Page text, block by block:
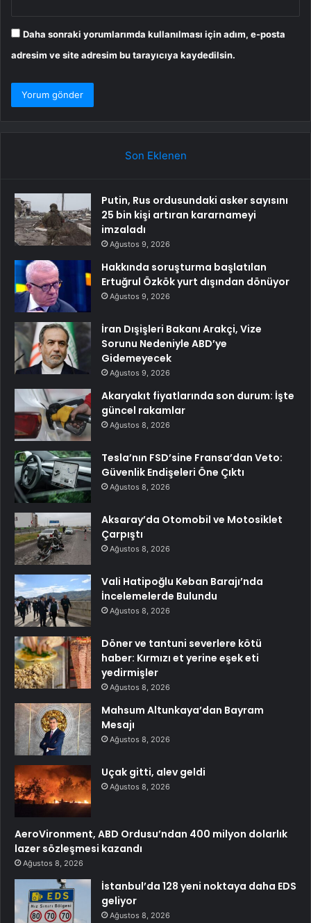
Daha sonraki yorumlarımda kullanılması için adım, e-posta
adresim ve site adresim bu tarayıcıya kaydedilsin.
Son Eklenen
Putin, Rus ordusundaki asker sayısını
25 bin kişi artıran kararnameyi
imzaladı
Ağustos 9, 2026
Hakkında soruşturma başlatılan
Ertuğrul Özkök yurt dışından dönüyor
Ağustos 9, 2026
İran Dışişleri Bakanı Arakçi, Vize
Sorunu Nedeniyle ABD’ye
Gidemeyecek
Ağustos 9, 2026
Akaryakıt fiyatlarında son durum: İşte
güncel rakamlar
Ağustos 8, 2026
Tesla’nın FSD’sine Fransa’dan Veto:
Güvenlik Endişeleri Öne Çıktı
Ağustos 8, 2026
Aksaray’da Otomobil ve Motosiklet
Çarpıştı
Ağustos 8, 2026
Vali Hatipoğlu Keban Barajı’nda
İncelemelerde Bulundu
Ağustos 8, 2026
Döner ve tantuni severlere kötü
haber: Kırmızı et yerine eşek eti
yedirmişler
Ağustos 8, 2026
Mahsum Altunkaya’dan Bayram
Mesajı
Ağustos 8, 2026
Uçak gitti, alev geldi
Ağustos 8, 2026
AeroVironment, ABD Ordusu’ndan 400 milyon dolarlık
lazer sözleşmesi kazandı
Ağustos 8, 2026
İstanbul’da 128 yeni noktaya daha EDS
geliyor
Ağustos 8, 2026